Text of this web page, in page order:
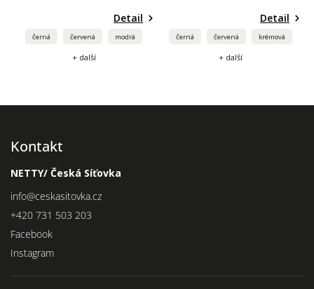
Detail
černá červená modrá
+ další
Detail
černá červená krémová
+ další
Kontakt
NETTY/ Česká Síťovka
info@ceskasitovka.cz
+420 731 503 203
Facebook
Instagram